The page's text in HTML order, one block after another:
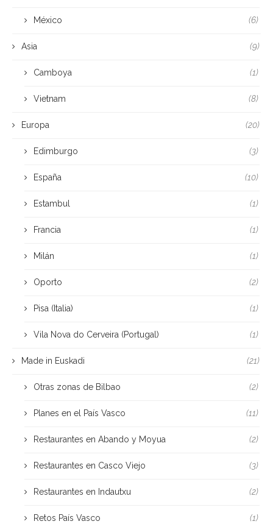
México (6)
Asia (9)
Camboya (1)
Vietnam (8)
Europa (20)
Edimburgo (3)
España (10)
Estambul (1)
Francia (1)
Milán (1)
Oporto (2)
Pisa (Italia) (1)
Vila Nova do Cerveira (Portugal) (1)
Made in Euskadi (21)
Otras zonas de Bilbao (2)
Planes en el País Vasco (11)
Restaurantes en Abando y Moyua (2)
Restaurantes en Casco Viejo (3)
Restaurantes en Indautxu (2)
Retos País Vasco (1)